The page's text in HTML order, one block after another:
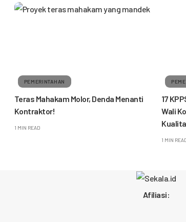
PEMERINTAHAN
Teras Mahakam Molor, Denda Menanti
Kontraktor!
1 MIN READ
17
Wali
1 MIN
Afiliasi: